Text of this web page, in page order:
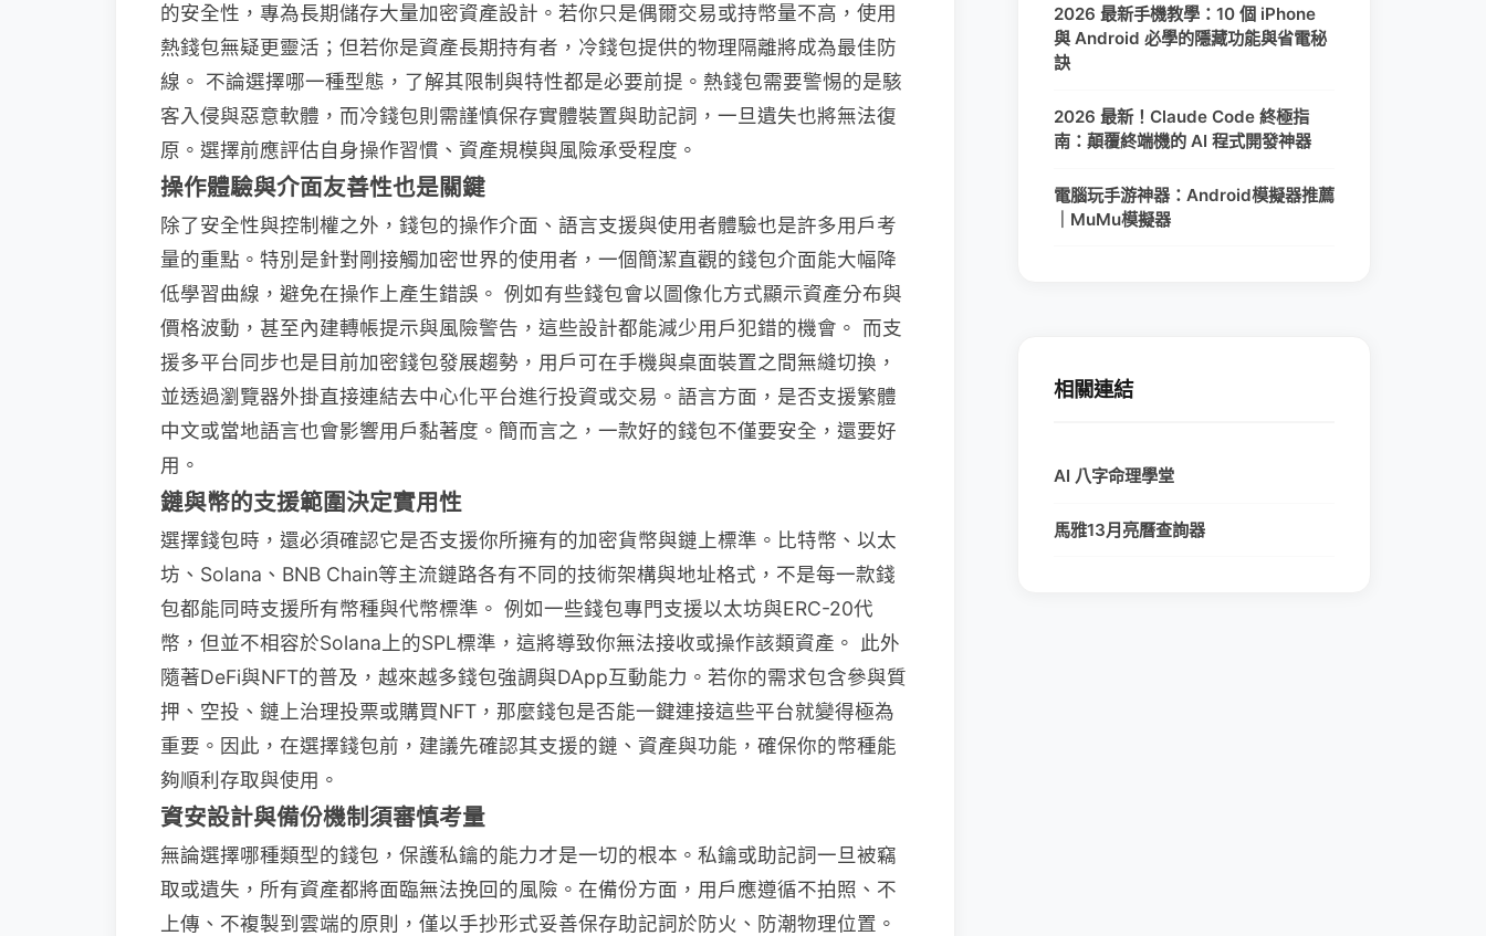
的安全性，專為長期儲存大量加密資產設計。若你只是偶爾交易或持幣量不高，使用
熱錢包無疑更靈活；但若你是資產長期持有者，冷錢包提供的物理隔離將成為最佳防
線。 不論選擇哪一種型態，了解其限制與特性都是必要前提。熱錢包需要警惕的是駭
客入侵與惡意軟體，而冷錢包則需謹慎保存實體裝置與助記詞，一旦遺失也將無法復
原。選擇前應評估自身操作習慣、資產規模與風險承受程度。
操作體驗與介面友善性也是關鍵
除了安全性與控制權之外，錢包的操作介面、語言支援與使用者體驗也是許多用戶考
量的重點。特別是針對剛接觸加密世界的使用者，一個簡潔直觀的錢包介面能大幅降
低學習曲線，避免在操作上產生錯誤。 例如有些錢包會以圖像化方式顯示資產分布與
價格波動，甚至內建轉帳提示與風險警告，這些設計都能減少用戶犯錯的機會。 而支
援多平台同步也是目前加密錢包發展趨勢，用戶可在手機與桌面裝置之間無縫切換，
並透過瀏覽器外掛直接連結去中心化平台進行投資或交易。語言方面，是否支援繁體
中文或當地語言也會影響用戶黏著度。簡而言之，一款好的錢包不僅要安全，還要好
用。
鏈與幣的支援範圍決定實用性
選擇錢包時，還必須確認它是否支援你所擁有的加密貨幣與鏈上標準。比特幣、以太
坊、Solana、BNB Chain等主流鏈路各有不同的技術架構與地址格式，不是每一款錢
包都能同時支援所有幣種與代幣標準。 例如一些錢包專門支援以太坊與ERC-20代
幣，但並不相容於Solana上的SPL標準，這將導致你無法接收或操作該類資產。 此外
隨著DeFi與NFT的普及，越來越多錢包強調與DApp互動能力。若你的需求包含參與質
押、空投、鏈上治理投票或購買NFT，那麼錢包是否能一鍵連接這些平台就變得極為
重要。因此，在選擇錢包前，建議先確認其支援的鏈、資產與功能，確保你的幣種能
夠順利存取與使用。
資安設計與備份機制須審慎考量
無論選擇哪種類型的錢包，保護私鑰的能力才是一切的根本。私鑰或助記詞一旦被竊
取或遺失，所有資產都將面臨無法挽回的風險。在備份方面，用戶應遵循不拍照、不
上傳、不複製到雲端的原則，僅以手抄形式妥善保存助記詞於防火、防潮物理位置。
2026 最新手機教學：10 個 iPhone
與 Android 必學的隱藏功能與省電秘
訣
2026 最新！Claude Code 終極指
南：顛覆終端機的 AI 程式開發神器
電腦玩手游神器：Android模擬器推薦
｜MuMu模擬器
相關連結
AI 八字命理學堂
馬雅13月亮曆查詢器